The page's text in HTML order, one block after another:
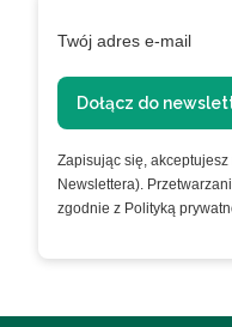
Twój adres e-mail
Dołącz do
Zapisując się,
Newslettera).
zgodnie z Polityką